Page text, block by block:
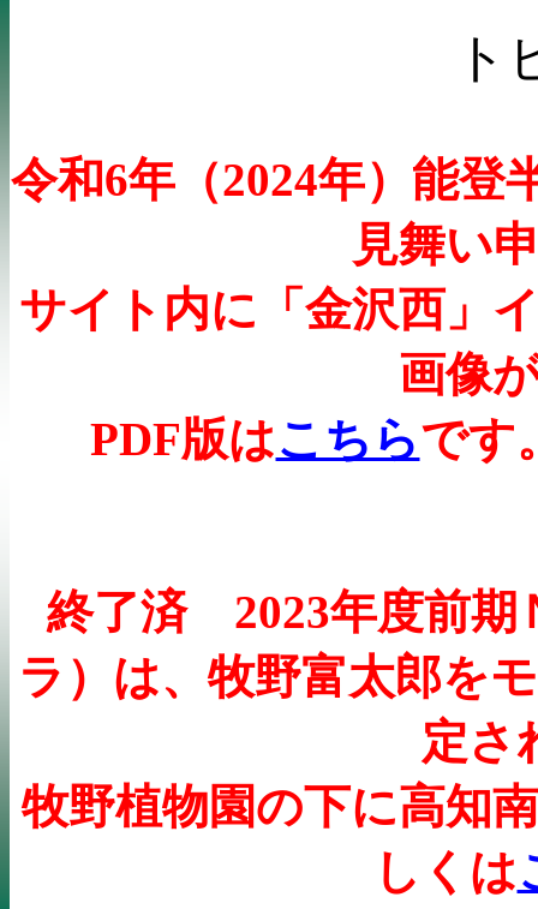
ト
令和6年（2024年）能登
見舞い
サイト内に「金沢西」
画像
PDF版はこちらです
終了済 2023年度前期
ラ）は、牧野富太郎を
定さ
牧野植物園の下に高知
しくは